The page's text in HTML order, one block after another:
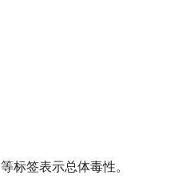
等标签表示总体毒性。